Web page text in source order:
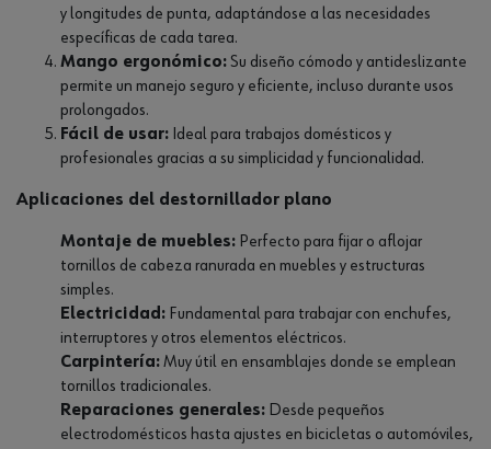
y longitudes de punta, adaptándose a las necesidades
específicas de cada tarea.
Mango ergonómico:Su diseño cómodo y antideslizante
permite un manejo seguro y eficiente, incluso durante usos
prolongados.
Fácil de usar: Ideal para trabajos domésticos y
profesionales gracias a su simplicidad y funcionalidad.
Aplicaciones del destornillador plano
Montaje de muebles: Perfecto para fijar o aflojar
tornillos de cabeza ranurada en muebles y estructuras
simples.
Electricidad: Fundamental para trabajar con enchufes,
interruptores y otros elementos eléctricos.
Carpintería:Muy útil en ensamblajes donde se emplean
tornillos tradicionales.
Reparaciones generales: Desde pequeños
electrodomésticos hasta ajustes en bicicletas o automóviles,